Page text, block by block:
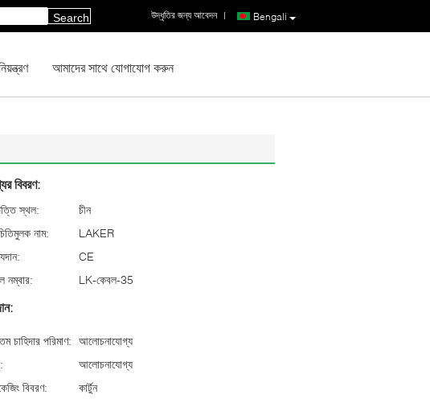
Bengali
উদ্ধৃতির জন্য আবেদন |
Search
আমাদের সাথে যোগাযোগ করুন
বিবরণ:
স্থল:
চীন
নাম:
LAKER
CE
নম্বার:
LK-কেবল-35
চাহিদার পরিমাণ: আলোচনাযোগ্য
আলোচনাযোগ্য
বিবরণ:
কার্টুন